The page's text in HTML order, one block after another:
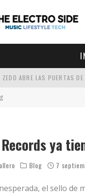
ZEDD ABRE LAS PUERTAS DE
ZEDD IN THE PARK VUELVE A
Records ya
Blog 7
el sello de